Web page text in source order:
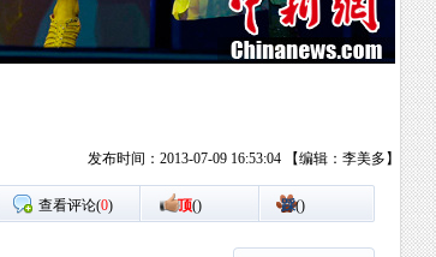
发布时间：2013-07-09 16:53:04 【编辑：李美多】
查看评论(0) 顶() 踩()